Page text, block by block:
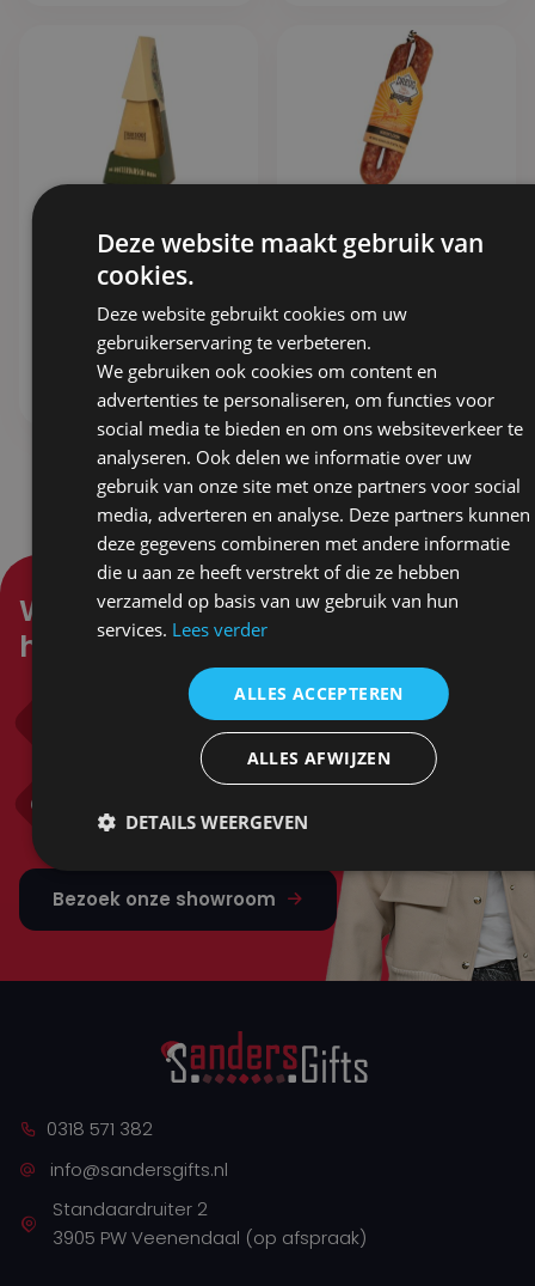
De Rotterdamsche |
Oude Schuitje –
ex. BTW
Stel samen
DREUG | Metworst
Knoflook
Stel samen
Waar kunnen wij je mee
helpen?
0318 571 382
info@sandersgifts.nl
Bezoek onze showroom
0318 571 382
info@sandersgifts.nl
Standaardruiter 2
3905 PW Veenendaal (op afspraak)
Deze website maakt gebruik van
cookies.
Deze website gebruikt cookies om uw
gebruikerservaring te verbeteren.
We gebruiken ook cookies om content en
advertenties te personaliseren, om functies voor
social media te bieden en om ons websiteverkeer te
analyseren. Ook delen we informatie over uw
gebruik van onze site met onze partners voor social
media, adverteren en analyse. Deze partners kunnen
deze gegevens combineren met andere informatie
die u aan ze heeft verstrekt of die ze hebben
verzameld op basis van uw gebruik van hun
services. Lees verder
ALLES ACCEPTEREN
ALLES AFWIJZEN
DETAILS WEERGEVEN